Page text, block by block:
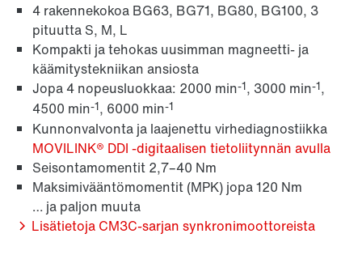
4 rakennekokoa BG63, BG71, BG80, BG100, 3
pituutta S, M, L
Kompakti ja tehokas uusimman magneetti- ja
käämitystekniikan ansiosta
Jopa 4 nopeusluokkaa: 2000 min-1, 3000 min-1,
4500 min-1, 6000 min-1
Kunnonvalvonta ja laajenettu virhediagnostiikka
MOVILINK® DDI -digitaalisen tietoliitynnän avulla
Seisontamomentit 2,7–40 Nm
Maksimivääntömomentit (MPK) jopa 120 Nm
… ja paljon muuta
Lisätietoja CM3C-sarjan synkronimoottoreista